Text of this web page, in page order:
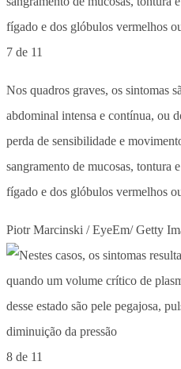
7 de 11
Nos quadros graves, os sintomas
abdominal intensa e contínua, ou
perda de sensibilidade e
sangramento de mucosas, tontura
fígado e dos glóbulos vermelhos
Piotr Marcinski / EyeEm/ Getty
8 de 11